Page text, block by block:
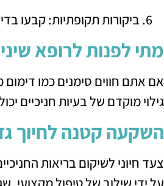
ביקורות תקופתיות: קבעו בדיקות כל
מתי לפנות לרופא
אם אתם חווים סימנים כמו דימום
גילוי מוקדם של בעיות חניכיים
השקעה קטנה לחיוך
צעד חיוני לשיקום בריאות